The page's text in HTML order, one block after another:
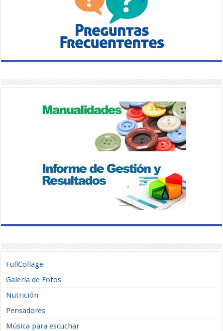
FullCollage
Galería de Fotos
Nutrición
Pensadores
Música para escuchar